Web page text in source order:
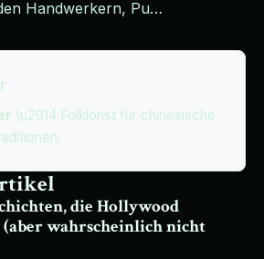
Handwerkern, Pu…
\u2014 Folklorist für chinesische
die Hollywood
wahrscheinlich nicht